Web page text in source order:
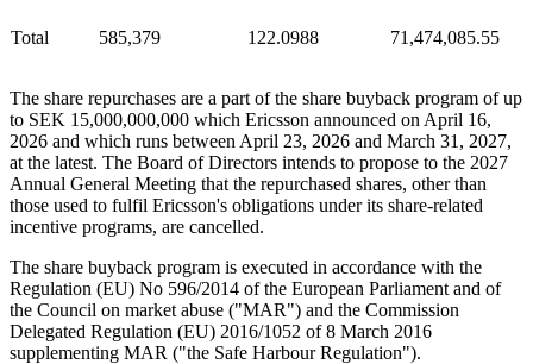
Total 585,379 122.0988 71,474,085.55
The share repurchases are a part of the share buyback program of up
to SEK 15,000,000,000 which Ericsson announced on April 16,
2026 and which runs between April 23, 2026 and March 31, 2027,
at the latest. The Board of Directors intends to propose to the 2027
Annual General Meeting that the repurchased shares, other than
those used to fulfil Ericsson's obligations under its share-related
incentive programs, are cancelled.
The share buyback program is executed in accordance with the
Regulation (EU) No 596/2014 of the European Parliament and of
the Council on market abuse ("MAR") and the Commission
Delegated Regulation (EU) 2016/1052 of 8 March 2016
supplementing MAR ("the Safe Harbour Regulation").